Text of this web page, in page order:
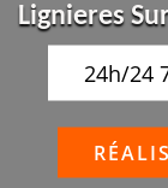
Lignieres
24h/24